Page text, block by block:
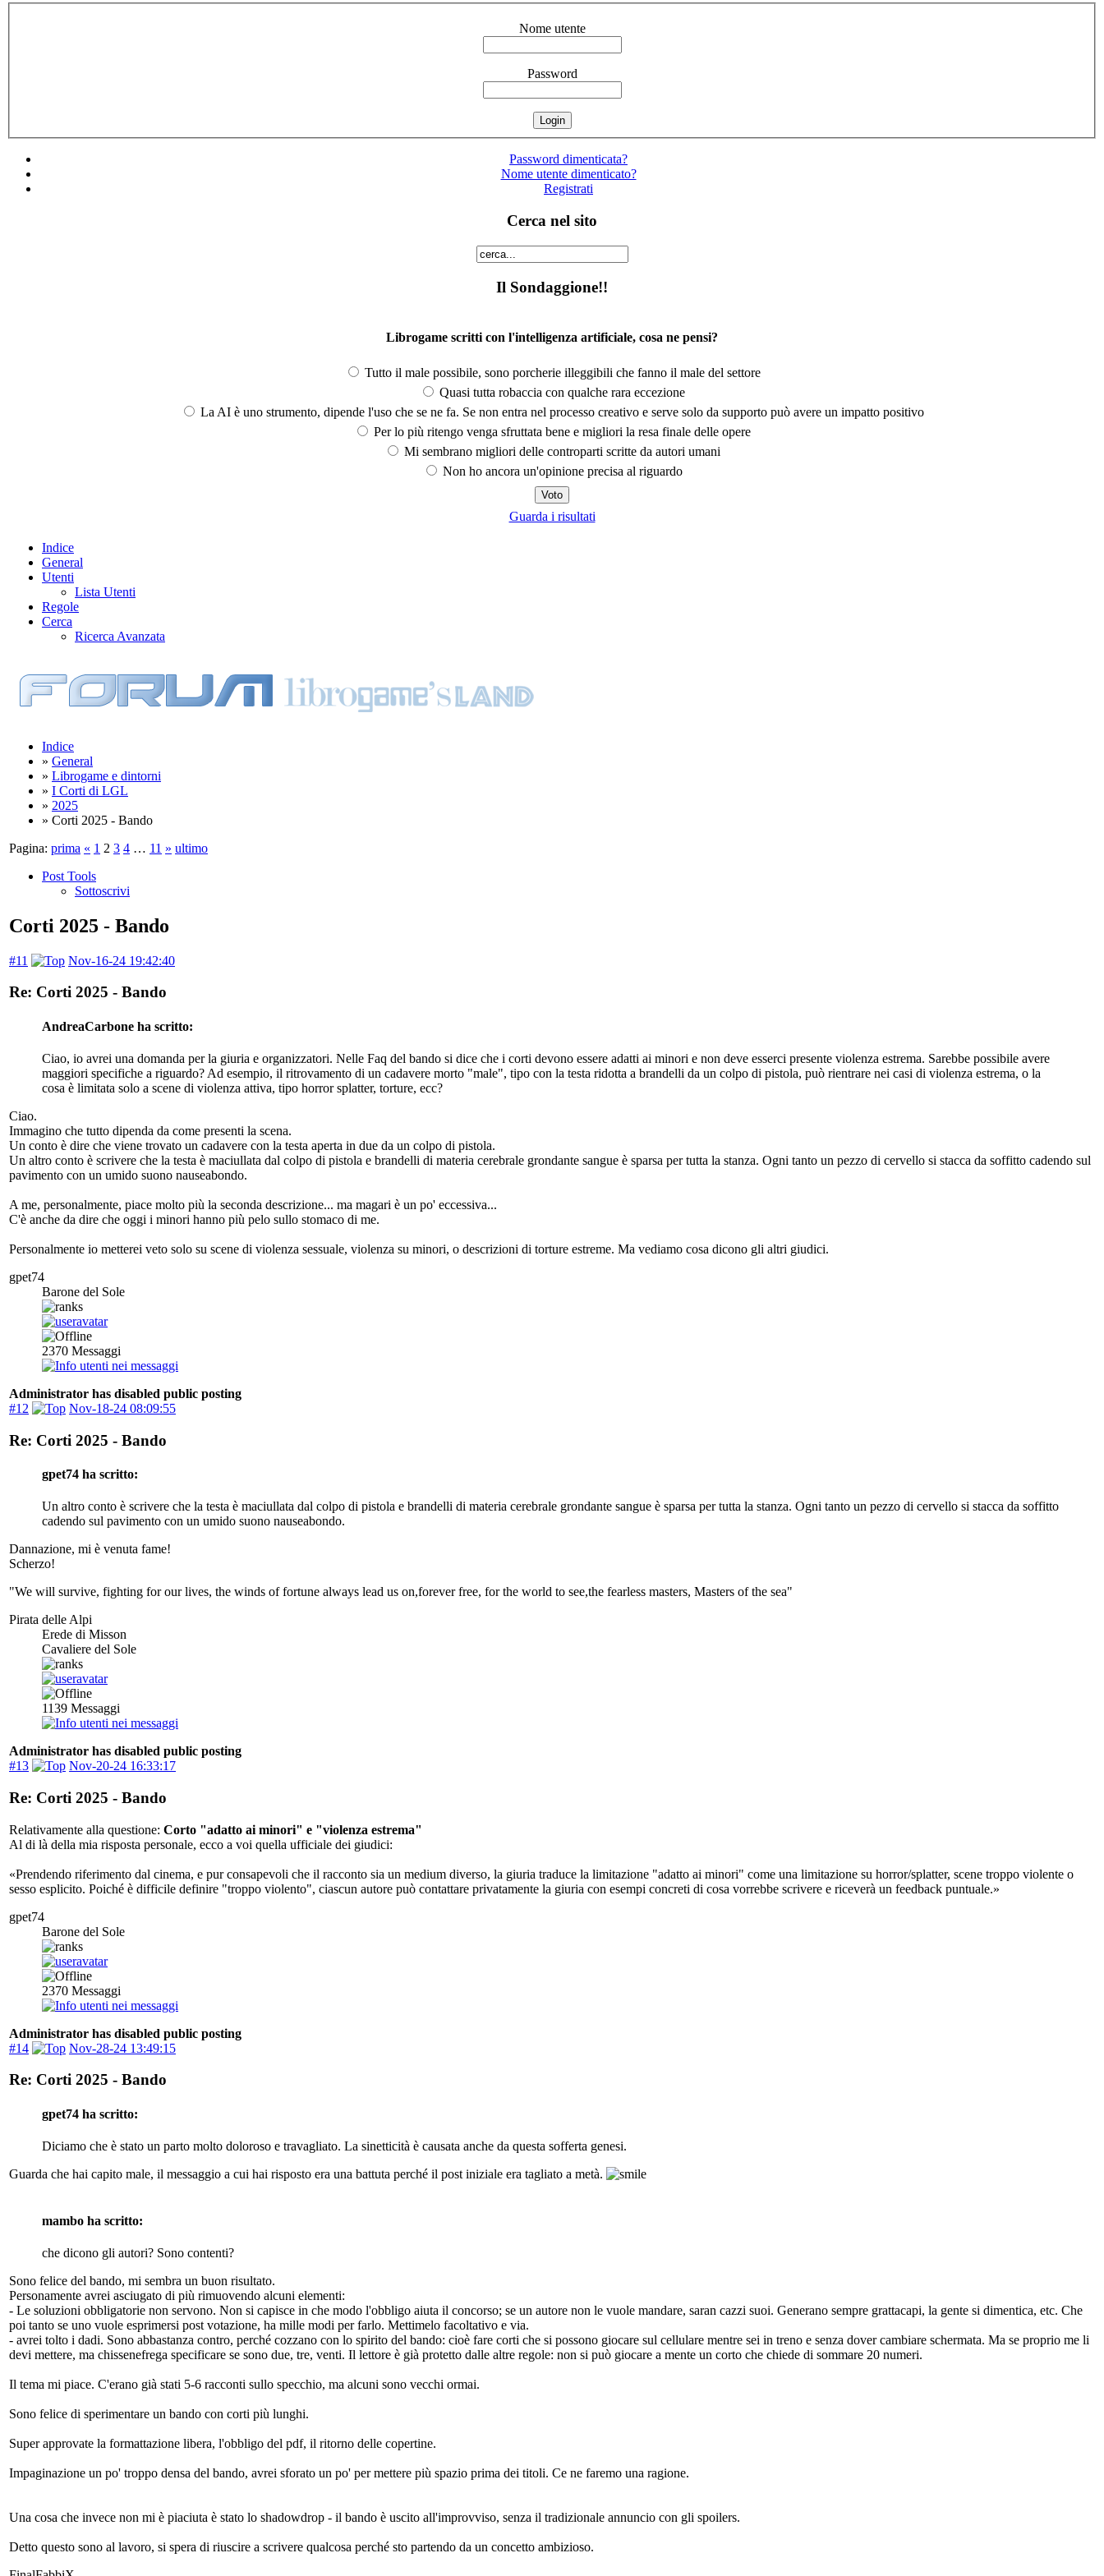
Nome utente
Password
Password dimenticata?
Nome utente dimenticato?
Registrati
Cerca nel sito
Il Sondaggione!!
Librogame scritti con l'intelligenza artificiale, cosa ne pensi?
Tutto il male possibile, sono porcherie illeggibili che fanno il male del settore
Quasi tutta robaccia con qualche rara eccezione
La AI è uno strumento, dipende l'uso che se ne fa. Se non entra nel processo creativo e serve solo da supporto può avere un impatto positivo
Per lo più ritengo venga sfruttata bene e migliori la resa finale delle opere
Mi sembrano migliori delle controparti scritte da autori umani
Non ho ancora un'opinione precisa al riguardo
Guarda i risultati
Indice
General
Utenti
Lista Utenti
Regole
Cerca
Ricerca Avanzata
Indice
» General
» Librogame e dintorni
» I Corti di LGL
» 2025
» Corti 2025 - Bando
Pagina: prima « 1 2 3 4 … 11 » ultimo
Post Tools
Sottoscrivi
Corti 2025 - Bando
#11 Nov-16-24 19:42:40
Re: Corti 2025 - Bando
AndreaCarbone ha scritto:
Ciao, io avrei una domanda per la giuria e organizzatori. Nelle Faq del bando si dice che i corti devono essere adatti ai minori e non deve esserci presente violenza estrema. Sarebbe possibile avere
maggiori specifiche a riguardo? Ad esempio, il ritrovamento di un cadavere morto "male", tipo con la testa ridotta a brandelli da un colpo di pistola, può rientrare nei casi di violenza estrema, o la
cosa è limitata solo a scene di violenza attiva, tipo horror splatter, torture, ecc?
Ciao.
Immagino che tutto dipenda da come presenti la scena.
Un conto è dire che viene trovato un cadavere con la testa aperta in due da un colpo di pistola.
Un altro conto è scrivere che la testa è maciullata dal colpo di pistola e brandelli di materia cerebrale grondante sangue è sparsa per tutta la stanza. Ogni tanto un pezzo di cervello si stacca da soffitto cadendo sul
pavimento con un umido suono nauseabondo.
A me, personalmente, piace molto più la seconda descrizione... ma magari è un po' eccessiva...
C'è anche da dire che oggi i minori hanno più pelo sullo stomaco di me.
Personalmente io metterei veto solo su scene di violenza sessuale, violenza su minori, o descrizioni di torture estreme. Ma vediamo cosa dicono gli altri giudici.
gpet74
Barone del Sole
2370 Messaggi
Administrator has disabled public posting
#12
Nov-18-24 08:09:55
Re: Corti 2025 - Bando
gpet74 ha scritto:
Un altro conto è scrivere che la testa è maciullata dal colpo di pistola e brandelli di materia cerebrale grondante sangue è sparsa per tutta la stanza. Ogni tanto un pezzo di cervello si stacca da soffitto
cadendo sul pavimento con un umido suono nauseabondo.
Dannazione, mi è venuta fame!
Scherzo!
"We will survive, fighting for our lives, the winds of fortune always lead us on,forever free, for the world to see,the fearless masters, Masters of the sea"
Pirata delle Alpi
Erede di Misson
Cavaliere del Sole
1139 Messaggi
Administrator has disabled public posting
#13
Nov-20-24 16:33:17
Re: Corti 2025 - Bando
Relativamente alla questione: Corto "adatto ai minori" e "violenza estrema"
Al di là della mia risposta personale, ecco a voi quella ufficiale dei giudici:
«Prendendo riferimento dal cinema, e pur consapevoli che il racconto sia un medium diverso, la giuria traduce la limitazione "adatto ai minori" come una limitazione su horror/splatter, scene troppo violente o
sesso esplicito. Poiché è difficile definire "troppo violento", ciascun autore può contattare privatamente la giuria con esempi concreti di cosa vorrebbe scrivere e riceverà un feedback puntuale.»
gpet74
Barone del Sole
2370 Messaggi
Administrator has disabled public posting
#14
Nov-28-24 13:49:15
Re: Corti 2025 - Bando
gpet74 ha scritto:
Diciamo che è stato un parto molto doloroso e travagliato. La sinetticità è causata anche da questa sofferta genesi.
Guarda che hai capito male, il messaggio a cui hai risposto era una battuta perché il post iniziale era tagliato a metà.
mambo ha scritto:
che dicono gli autori? Sono contenti?
Sono felice del bando, mi sembra un buon risultato.
Personamente avrei asciugato di più rimuovendo alcuni elementi:
- Le soluzioni obbligatorie non servono. Non si capisce in che modo l'obbligo aiuta il concorso; se un autore non le vuole mandare, saran cazzi suoi. Generano sempre grattacapi, la gente si dimentica, etc. Che
poi tanto se uno vuole esprimersi post votazione, ha mille modi per farlo. Mettimelo facoltativo e via.
- avrei tolto i dadi. Sono abbastanza contro, perché cozzano con lo spirito del bando: cioè fare corti che si possono giocare sul cellulare mentre sei in treno e senza dover cambiare schermata. Ma se proprio me li
devi mettere, ma chissenefrega specificare se sono due, tre, venti. Il lettore è già protetto dalle altre regole: non si può giocare a mente un corto che chiede di sommare 20 numeri.
Il tema mi piace. C'erano già stati 5-6 racconti sullo specchio, ma alcuni sono vecchi ormai.
Sono felice di sperimentare un bando con corti più lunghi.
Super approvate la formattazione libera, l'obbligo del pdf, il ritorno delle copertine.
Impaginazione un po' troppo densa del bando, avrei sforato un po' per mettere più spazio prima dei titoli. Ce ne faremo una ragione.
Una cosa che invece non mi è piaciuta è stato lo shadowdrop - il bando è uscito all'improvviso, senza il tradizionale annuncio con gli spoilers.
Detto questo sono al lavoro, si spera di riuscire a scrivere qualcosa perché sto partendo da un concetto ambizioso.